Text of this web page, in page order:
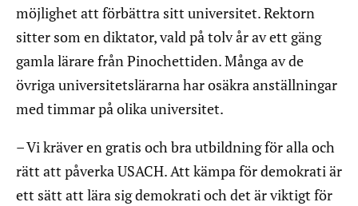
möjlighet att förbättra sitt universitet. Rektorn
sitter som en diktator, vald på tolv år av ett gäng
gamla lärare från Pinochettiden. Många av de
övriga universitetslärarna har osäkra anställningar
med timmar på olika universitet.
– Vi kräver en gratis och bra utbildning för alla och
rätt att påverka USACH. Att kämpa för demokrati är
ett sätt att lära sig demokrati och det är viktigt för